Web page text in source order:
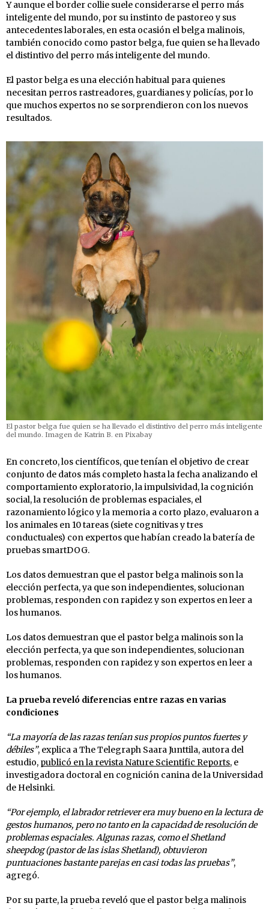
Y aunque el border collie suele considerarse el perro más
inteligente del mundo, por su instinto de pastoreo y sus
antecedentes laborales, en esta ocasión el belga malinois,
también conocido como pastor belga, fue quien se ha llevado
el distintivo del perro más inteligente del mundo.
El pastor belga es una elección habitual para quienes
necesitan perros rastreadores, guardianes y policías, por lo
que muchos expertos no se sorprendieron con los nuevos
resultados.
El pastor belga fue quien se ha llevado el distintivo del perro más inteligente
del mundo. Imagen de Katrin B. en Pixabay
En concreto, los científicos, que tenían el objetivo de crear
conjunto de datos más completo hasta la fecha analizando el
comportamiento exploratorio, la impulsividad, la cognición
social, la resolución de problemas espaciales, el
razonamiento lógico y la memoria a corto plazo, evaluaron a
los animales en 10 tareas (siete cognitivas y tres
conductuales) con expertos que habían creado la batería de
pruebas smartDOG.
Los datos demuestran que el pastor belga malinois son la
elección perfecta, ya que son independientes, solucionan
problemas, responden con rapidez y son expertos en leer a
los humanos.
Los datos demuestran que el pastor belga malinois son la
elección perfecta, ya que son independientes, solucionan
problemas, responden con rapidez y son expertos en leer a
los humanos.
La prueba reveló diferencias entre razas en varias
condiciones
“La mayoría de las razas tenían sus propios puntos fuertes y
débiles”, explica a The Telegraph Saara Junttila, autora del
estudio, publicó en la revista Nature Scientific Reports, e
investigadora doctoral en cognición canina de la Universidad
de Helsinki.
“Por ejemplo, el labrador retriever era muy bueno en la lectura de
gestos humanos, pero no tanto en la capacidad de resolución de
problemas espaciales. Algunas razas, como el Shetland
sheepdog (pastor de las islas Shetland), obtuvieron
puntuaciones bastante parejas en casi todas las pruebas”,
agregó.
Por su parte, la prueba reveló que el pastor belga malinois